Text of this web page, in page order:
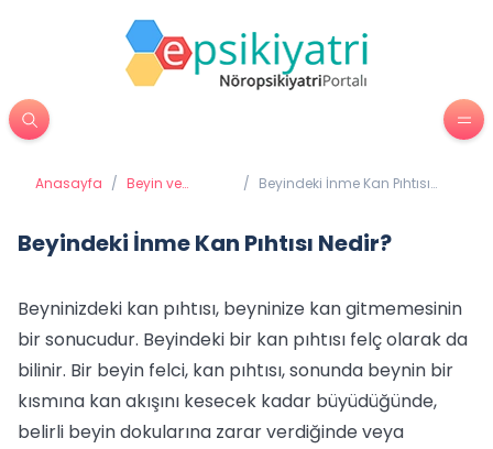
Anasayfa / Beyin ve
/ Beyindeki İnme Kan Pıhtısı
Beyindeki İnme Kan Pıhtısı Nedir?
Beyninizdeki kan pıhtısı, beyninize kan gitmemesinin
bir sonucudur. Beyindeki bir kan pıhtısı felç olarak da
bilinir. Bir beyin felci, kan pıhtısı, sonunda beynin bir
kısmına kan akışını kesecek kadar büyüdüğünde,
belirli beyin dokularına zarar verdiğinde veya